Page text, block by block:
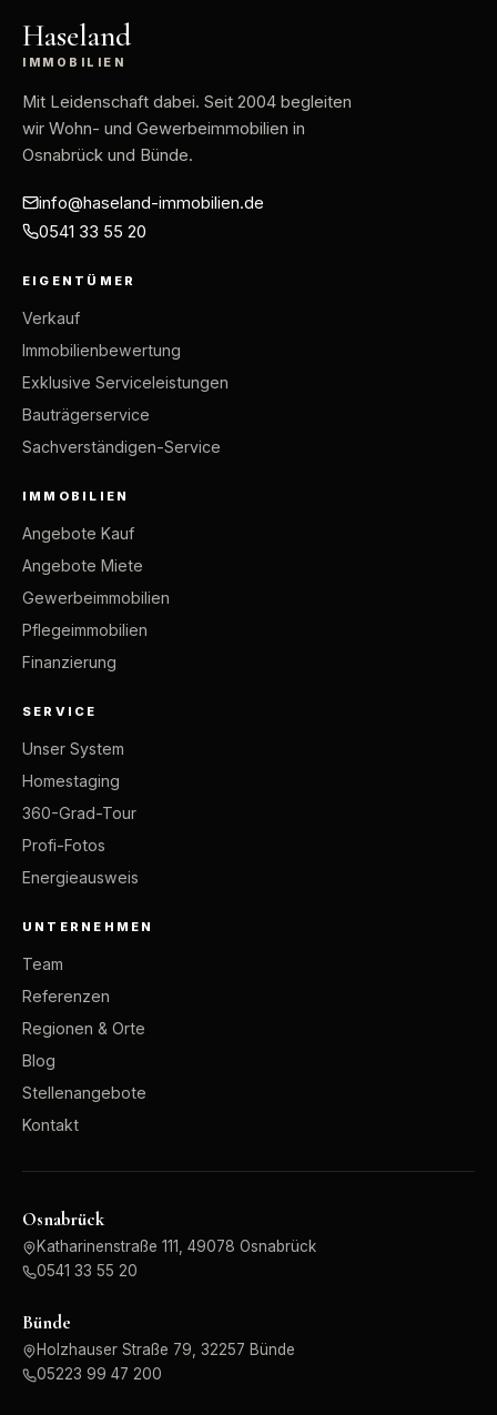
Haseland
IMMOBILIEN
Mit Leidenschaft dabei. Seit 2004 begleiten
wir Wohn- und Gewerbeimmobilien in
Osnabrück und Bünde.
info@haseland-immobilien.de
0541 33 55 20
EIGENTÜMER
Verkauf
Immobilienbewertung
Exklusive Serviceleistungen
Bauträgerservice
Sachverständigen-Service
IMMOBILIEN
Angebote Kauf
Angebote Miete
Gewerbeimmobilien
Pflegeimmobilien
Finanzierung
SERVICE
Unser System
Homestaging
360-Grad-Tour
Profi-Fotos
Energieausweis
UNTERNEHMEN
Team
Referenzen
Regionen & Orte
Blog
Stellenangebote
Kontakt
Osnabrück
Katharinenstraße 111, 49078 Osnabrück
0541 33 55 20
Bünde
Holzhauser Straße 79, 32257 Bünde
05223 99 47 200